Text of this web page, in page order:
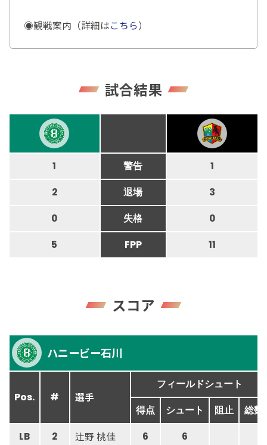
◉観戦案内（詳細はこちら）
試合結果
1 警告 1
2 退場 3
0 失格 0
5 FPP 11
スコア
ハニービー石川
Pos. # 選手
フィールドシュート
得点 シュート 阻止 総数
LB 2 辻野 桃佳 6 6